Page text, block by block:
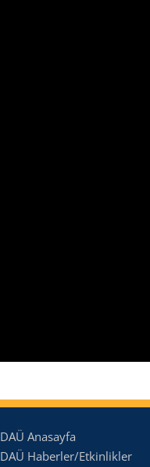
DAÜ Anasayfa
DAÜ Haberler/Etkinlikler